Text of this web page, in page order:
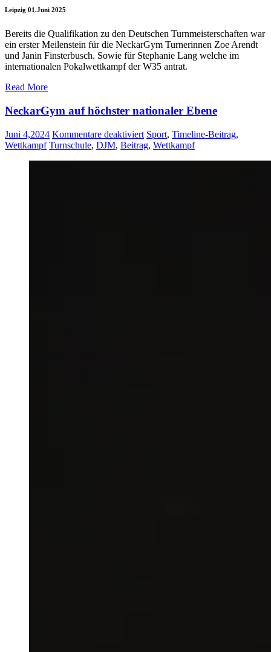
Leipzig 01.Juni 2025
Bereits die Qualifikation zu den Deutschen Turnmeisterschaften war
ein erster Meilenstein für die NeckarGym Turnerinnen Zoe Arendt
und Janin Finsterbusch. Sowie für Stephanie Lang welche im
internationalen Pokalwettkampf der W35 antrat.
Read More
NeckarGym auf höchster nationaler Ebene
Juni 4,2024 Kommentare deaktiviertfür
NeckarGym
Sport, Timeline-Beitrag,
Wettkampf Turnschule, DJM, Beitrag, Wettkampf